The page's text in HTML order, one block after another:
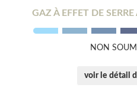
GAZ À EFFET DE
NON
voir le détail